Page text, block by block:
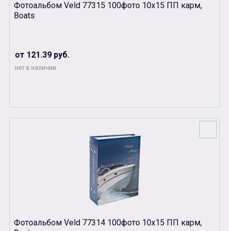
Фотоальбом Veld 77315 100фото 10х15 ПП карм,
Boats
от 121.39 руб.
нет в наличии
Фотоальбом Veld 77314 100фото 10х15 ПП карм,